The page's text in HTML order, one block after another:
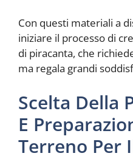
Con questi materiali a
iniziare il processo di
di piracanta, che
ma regala grandi
Scelta Della
E
Terreno Per